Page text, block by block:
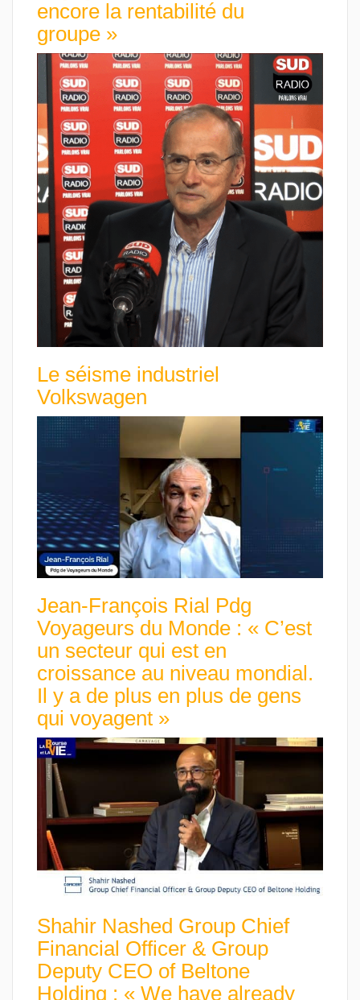
encore la rentabilité du
groupe »
Le séisme industriel
Volkswagen
Jean-François Rial Pdg
Voyageurs du Monde : « C’est
un secteur qui est en
croissance au niveau mondial.
Il y a de plus en plus de gens
qui voyagent »
Shahir Nashed Group Chief
Financial Officer & Group
Deputy CEO of Beltone
Holding : « We have already